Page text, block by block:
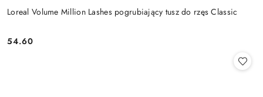
Loreal Volume Million Lashes pogrubiający tusz do rzęs Classic
Cena:
54.60